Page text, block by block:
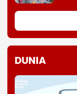
DUNIA